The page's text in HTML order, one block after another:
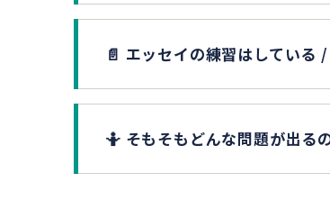
📄 エッセイの練習はしている
🤷 そもそもどんな問題が出る